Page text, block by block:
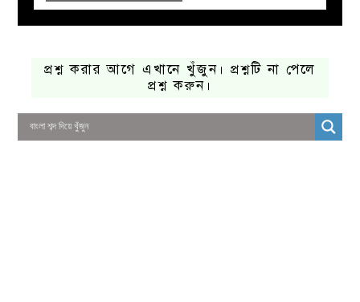
প্রশ্ন করার আগে এখানে খুঁজুন। প্রশ্নটি না পেলে
প্রশ্ন করুন।